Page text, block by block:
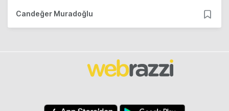
Candeğer Muradoğlu